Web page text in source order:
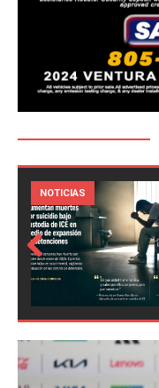
LOCAL
Prev